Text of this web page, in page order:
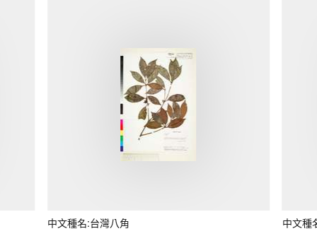
中文種名:台灣八角 中文種